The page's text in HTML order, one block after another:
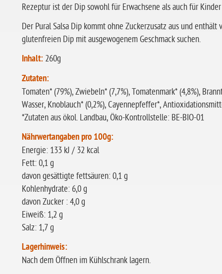
Rezeptur ist der Dip sowohl für Erwachsene als auch für Kinder
Der Pural Salsa Dip kommt ohne Zuckerzusatz aus und
glutenfreien Dip mit ausgewogenem Geschmack suchen.
Inhalt: 260g
Zutaten:
Tomaten* (79%), Zwiebeln* (7,7%), Tomatenmark* (4,8%),
Wasser, Knoblauch* (0,2%), Cayennepfeffer*,
*Zutaten aus ökol. Landbau, Öko-Kontrollstelle: BE-BIO-01
Nährwertangaben pro 100g:
Energie: 133 kJ / 32 kcal
Fett: 0,1 g
davon gesättigte fettsäuren: 0,1 g
Kohlenhydrate: 6,0 g
davon Zucker : 4,0 g
Eiweiß: 1,2 g
Salz: 1,7 g
Lagerhinweis:
Nach dem Öffnen im Kühlschrank lagern.